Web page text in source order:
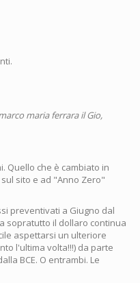
maria ferrarail Gio,
Quello che è cambiato in
sito e ad "Anno Zero"
preventivati a Giugno dal
sopratutto il dollaro continua
aspettarsi un ulteriore
l'ultima volta!!!) da parte
BCE. O entrambi. Le